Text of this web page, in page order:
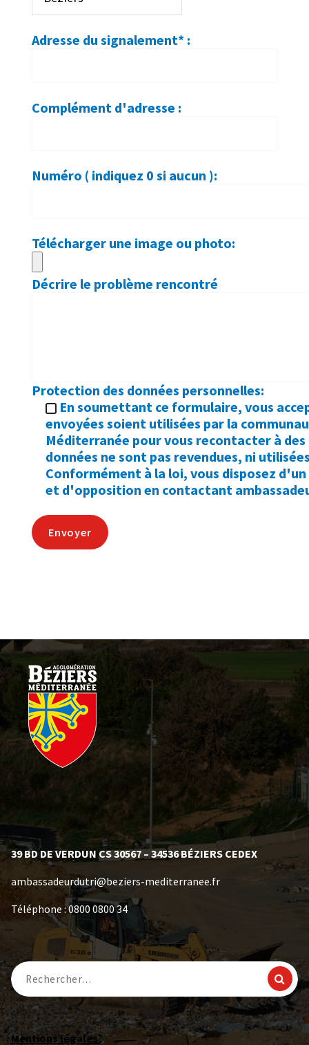
Adresse du signalement* :
Complément d'adresse :
Numéro ( indiquez 0 si aucun ):
Télécharger une image ou photo:
Décrire le problème rencontré
Protection des données personnelles:
En soumettant ce formulaire, vous
envoyées soient utilisées par la
Méditerranée pour vous recontacter à
données ne sont pas revendues, ni
Conformément à la loi, vous disposez
et d'opposition en contactant
39 BD DE VERDUN CS 30567 – 34536 BÉZIERS CEDEX
ambassadeurdutri@beziers-mediterranee.fr
Téléphone : 0800 0800 34
Mentions légales